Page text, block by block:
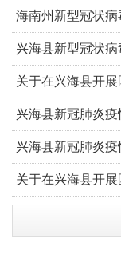
室紧急健康提醒
海南州新型冠状
作指挥部办公室
兴海县新型冠状
作指挥部办公室关
关于在兴海县开
第131号）
兴海县新冠肺炎
（2022年第128号
兴海县新冠肺炎
（2022年第116号
关于在兴海县开